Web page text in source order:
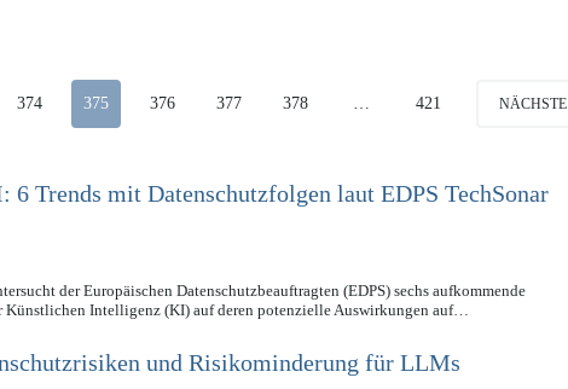
374 375 376 377 378 421 NÄCHSTE
6 Trends mit Datenschutzfolgen laut EDPS TechSonar
der Europäischen Datenschutzbeauftragten (EDPS) sechs aufkommende
Künstlichen Intelligenz (KI) auf deren potenzielle Auswirkungen auf…
und Risikominderung für LLMs